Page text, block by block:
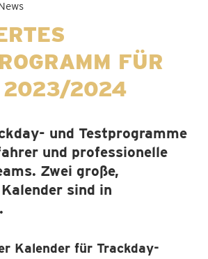
FÜR
2023/2024
und Testprogramme
und professionelle
Zwei große,
sind in
Kalender für Trackday-